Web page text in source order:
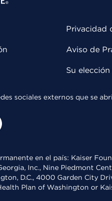
Privacidad
Aviso de
Su
sociales externos que se
en el país: Kaiser
Inc., Nine Piedmont
D.C., 4000 Garden City
Plan of Washington or